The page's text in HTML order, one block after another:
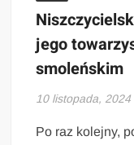
jego
smoleńskim
10 listopada, 2024
Po raz kolejny,